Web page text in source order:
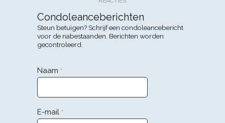
Condoleanceberichten
Steun betuigen? Schrijf een condoleancebericht
voor de nabestaanden. Berichten worden
gecontroleerd.
Naam *
E-mail *